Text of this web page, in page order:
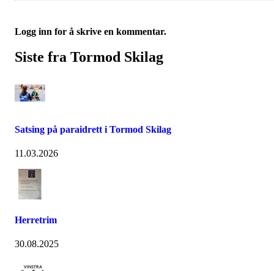
Logg inn for å skrive en kommentar.
Siste fra Tormod Skilag
Satsing på paraidrett i Tormod Skilag
11.03.2026
Herretrim
30.08.2025